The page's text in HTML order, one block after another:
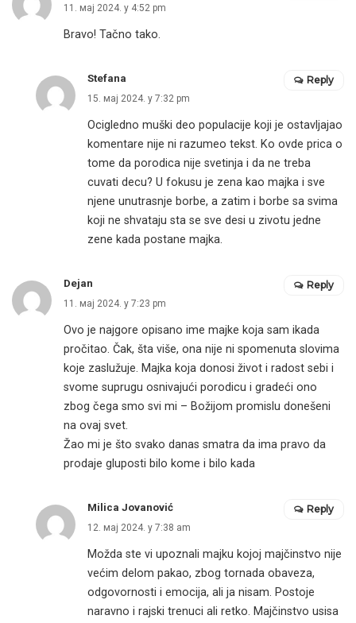
11. мај 2024. у 4:52 pm
Bravo! Tačno tako.
Stefana
15. мај 2024. у 7:32 pm
Ocigledno muški deo populacije koji je ostavljajao
komentare nije ni razumeo tekst. Ko ovde prica o
tome da porodica nije svetinja i da ne treba
cuvati decu? U fokusu je zena kao majka i sve
njene unutrasnje borbe, a zatim i borbe sa svima
koji ne shvataju sta se sve desi u zivotu jedne
zene kada postane majka.
Reply
Dejan
11. мај 2024. у 7:23 pm
Ovo je najgore opisano ime majke koja sam ikada
pročitao. Čak, šta više, ona nije ni spomenuta slovima
koje zaslužuje. Majka koja donosi život i radost sebi i
svome suprugu osnivajući porodicu i gradeći ono
zbog čega smo svi mi – Božijom promislu donešeni
na ovaj svet.
Žao mi je što svako danas smatra da ima pravo da
prodaje gluposti bilo kome i bilo kada
Reply
Milica Jovanović
12. мај 2024. у 7:38 am
Možda ste vi upoznali majku kojoj majčinstvo nije
većim delom pakao, zbog tornada obaveza,
odgovornosti i emocija, ali ja nisam. Postoje
naravno i rajski trenuci ali retko. Majčinstvo usisa
Reply